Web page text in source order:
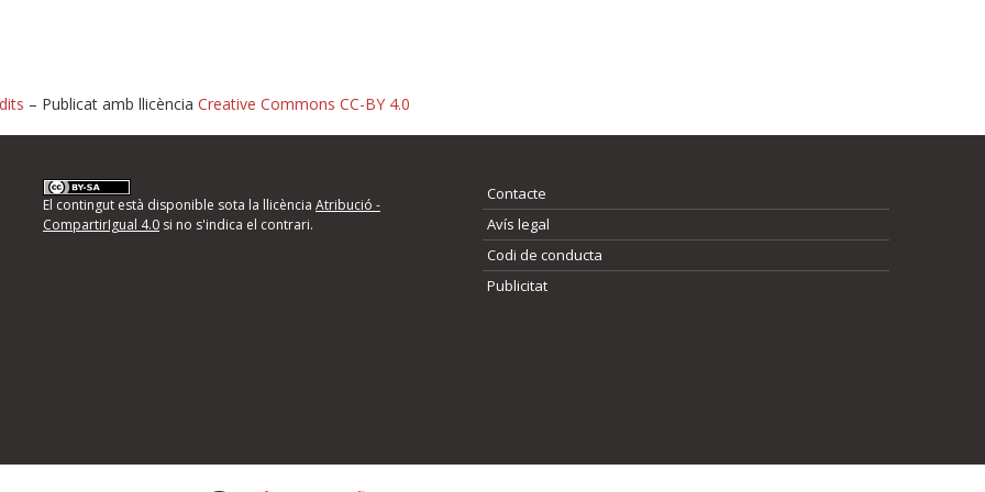
d'errors
següents i descriviu quina és la millora que
– Publicat amb llicència Creative Commons CC-BY 4.0
El contingut està disponible sota la llicència Atribució -
CompartirIgual 4.0si no s'indica el contrari.
Contacte
Avís legal
Codi de conducta
Publicitat